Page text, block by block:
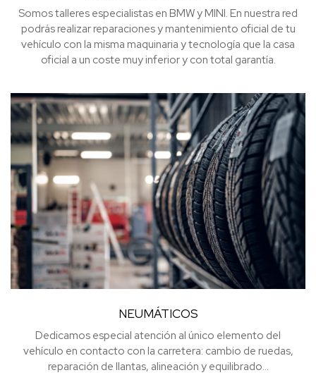
Somos talleres especialistas en BMW y MINI. En nuestra red
podrás realizar reparaciones y mantenimiento oficial de tu
vehículo con la misma maquinaria y tecnología que la casa
oficial a un coste muy inferior y con total garantía.
NEUMÁTICOS
Dedicamos especial atención al único elemento del
vehículo en contacto con la carretera: cambio de ruedas,
reparación de llantas, alineación y equilibrado…